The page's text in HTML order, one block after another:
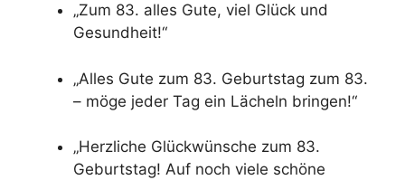
„Zum 83. alles Gute, viel Glück und
Gesundheit!“
„Alles Gute zum 83. Geburtstag zum 83.
– möge jeder Tag ein Lächeln bringen!“
„Herzliche Glückwünsche zum 83.
Geburtstag! Auf noch viele schöne